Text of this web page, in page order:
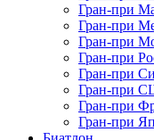
Гран-при
Гран-при
Гран-при
Гран-при
Гран-при
Гран-при
Гран-при
Гран-при